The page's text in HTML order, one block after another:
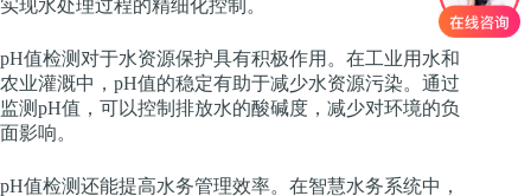
实现水处理过程的精细化控制。
pH值检测对于水资源保护具有积极作用。在工业用水和
农业灌溉中，pH值的稳定有助于减少水资源污染。通过
监测pH值，可以控制排放水的酸碱度，减少对环境的负
面影响。
pH值检测还能提高水务管理效率。在智慧水务系统中，